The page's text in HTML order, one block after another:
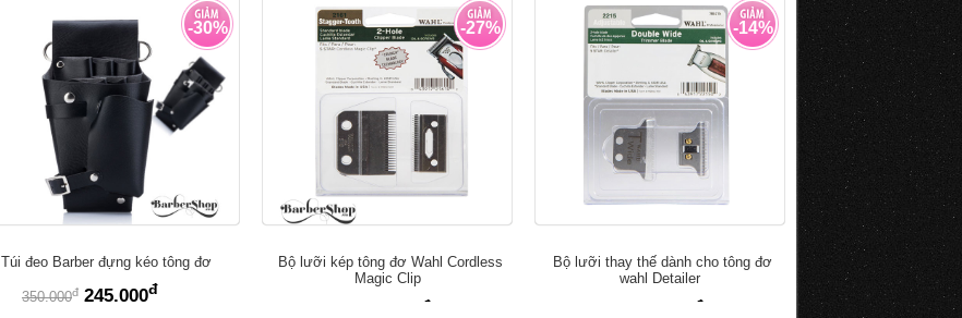
-30%
Túi đeo Barber đựng kéo tông đơ
350.000đ 245.000đ
-27%
Bộ lưỡi kép tông đơ Wahl Cordless
Magic Clip
đ
-14%
Bộ lưỡi thay thế dành cho tông đơ
wahl Detailer
đ